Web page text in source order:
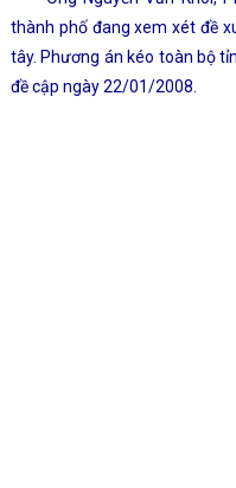
thành phố đang xem xét đề
tây. Phương án kéo toàn bộ
đề cập ngày 22/01/2008.